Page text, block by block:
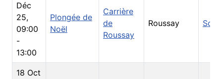
Déc
25,
09:00
-
13:00
Plongée de
Noël
Carrière
de
Roussay
Roussay
18 Oct